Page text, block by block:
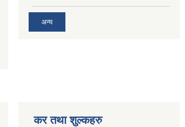
अन्य
कर तथा शुल्कहरु